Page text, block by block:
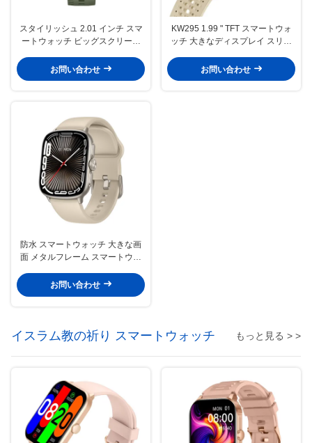
スタイリッシュ 2.01 インチ スマ
ートウォッチ ビッグスクリーン
ォッチ AMOLEDディスプレイ
お問い合わせ
KW295 1.99 " TFT スマートウォ
ッチ 大きなディスプレイ スリム
ウォッチ 大きな画面
お問い合わせ
防水 スマートウォッチ 大きな画
面 メタルフレーム スマートウォ
プレイ
お問い合わせ
イスラム教の祈り スマートウォッチ もっと見る > >